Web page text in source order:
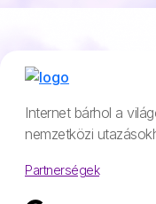
Internet bárhol a
nemzetközi
Partnerségek